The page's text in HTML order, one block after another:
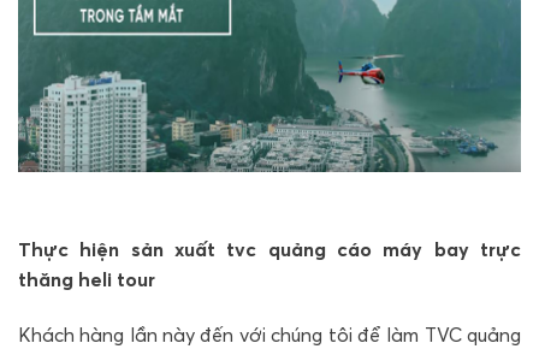
Thực hiện sản xuất tvc quảng cáo máy bay trực
thăng heli tour
Khách hàng lần này đến với chúng tôi để làm TVC quảng